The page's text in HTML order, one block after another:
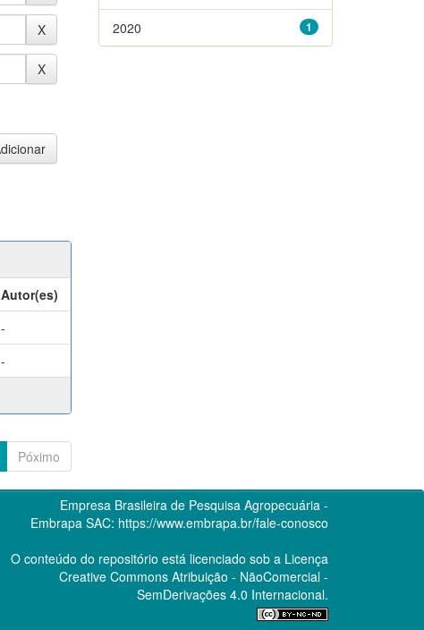
Autor(es)
-
-
Póximo
1
2020
Empresa Brasileira de Pesquisa Agropecuária -
Embrapa SAC: https://www.embrapa.br/fale-conosco
O conteúdo do repositório está licenciado sob a Licença
Creative CommonsAtribuição - NãoComercial -
SemDerivações 4.0 Internacional.